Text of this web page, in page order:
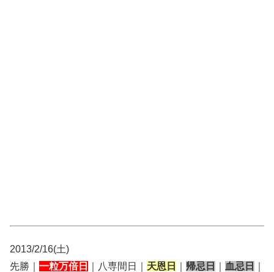
2013/2/16(土)
先勝｜ 一粒万倍日 ｜八専間日｜ 天恩日 帰忌日 血忌日